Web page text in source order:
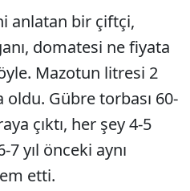
anlatan bir çiftçi,
domatesi ne fiyata
Mazotun litresi 2
Gübre torbası 60-
çıktı, her şey 4-5
yıl önceki aynı
etti.